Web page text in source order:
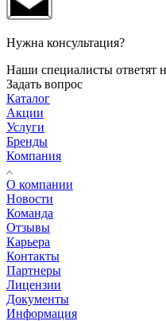
Нужна консультация?
Наши специалисты ответят
Задать вопрос
Каталог
Акции
Услуги
Бренды
Компания
О компании
Новости
Команда
Отзывы
Карьера
Контакты
Партнеры
Лицензии
Документы
Информация